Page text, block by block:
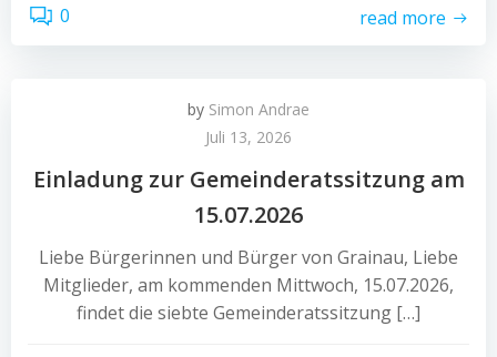
0 read more
by Simon Andrae
Juli 13, 2026
Einladung zur Gemeinderatssitzung am
15.07.2026
Liebe Bürgerinnen und Bürger von Grainau, Liebe
Mitglieder, am kommenden Mittwoch, 15.07.2026,
findet die siebte Gemeinderatssitzung […]